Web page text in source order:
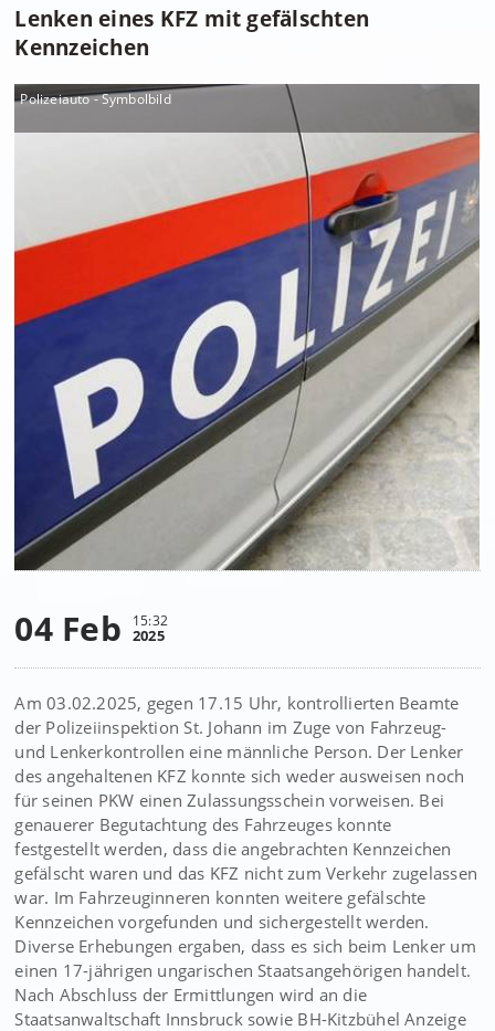
Lenken eines KFZ mit gefälschten
Kennzeichen
Polizeiauto - Symbolbild
04 Feb 15:32
2025
Am 03.02.2025, gegen 17.15 Uhr, kontrollierten Beamte
der Polizeiinspektion St. Johann im Zuge von Fahrzeug-
und Lenkerkontrollen eine männliche Person. Der Lenker
des angehaltenen KFZ konnte sich weder ausweisen noch
für seinen PKW einen Zulassungsschein vorweisen. Bei
genauerer Begutachtung des Fahrzeuges konnte
festgestellt werden, dass die angebrachten Kennzeichen
gefälscht waren und das KFZ nicht zum Verkehr zugelassen
war. Im Fahrzeuginneren konnten weitere gefälschte
Kennzeichen vorgefunden und sichergestellt werden.
Diverse Erhebungen ergaben, dass es sich beim Lenker um
einen 17-jährigen ungarischen Staatsangehörigen handelt.
Nach Abschluss der Ermittlungen wird an die
Staatsanwaltschaft Innsbruck sowie BH-Kitzbühel Anzeige